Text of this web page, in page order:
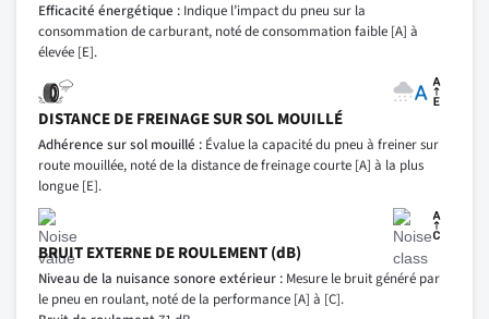
Efficacité énergétique : Indique l’impact du pneu sur la
consommation de carburant, noté de consommation faible [A] à
élevée [E].
DISTANCE DE FREINAGE SUR SOL MOUILLÉ
Adhérence sur sol mouillé : Évalue la capacité du pneu à freiner sur
route mouillée, noté de la distance de freinage courte [A] à la plus
longue [E].
BRUIT EXTERNE DE ROULEMENT (dB)
Niveau de la nuisance sonore extérieur : Mesure le bruit généré par
le pneu en roulant, noté de la performance [A] à [C].